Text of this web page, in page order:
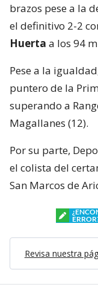
brazos pese a la
el definitivo 2-2
Huerta a los 94
Pese a la
puntero de la
superando a
Magallanes (12).
Por su parte,
el colista del
San Marcos de
Revisa nuestra